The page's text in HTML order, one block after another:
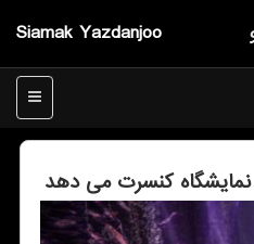
Siamak Yazdanjoo
منو
نمایشگاه كنسرت می دهد